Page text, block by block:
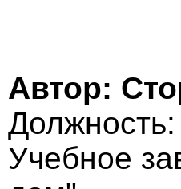
Автор:
Учебное